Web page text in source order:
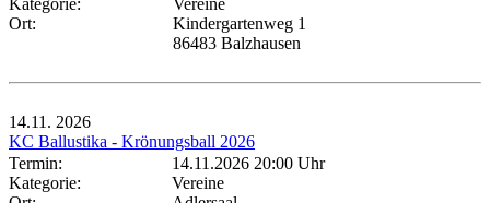
Kategorie:
Vereine
Ort:
Kindergartenweg 1
86483 Balzhausen
14.11. 2026
KC Ballustika - Krönungsball 2026
Termin:
14.11.2026 20:00 Uhr
Kategorie:
Vereine